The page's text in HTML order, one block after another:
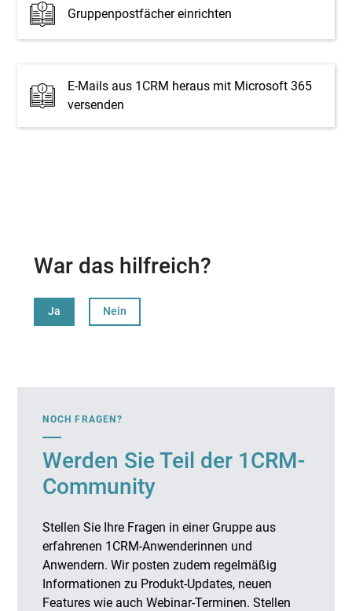
Gruppenpostfächer einrichten
E-Mails aus 1CRM heraus mit Microsoft 365
versenden
War das hilfreich?
Ja Nein
NOCH FRAGEN?
Werden Sie Teil der 1CRM-
Community
Stellen Sie Ihre Fragen in einer Gruppe aus
erfahrenen 1CRM-Anwenderinnen und
Anwendern. Wir posten zudem regelmäßig
Informationen zu Produkt-Updates, neuen
Features wie auch Webinar-Terminen. Stellen